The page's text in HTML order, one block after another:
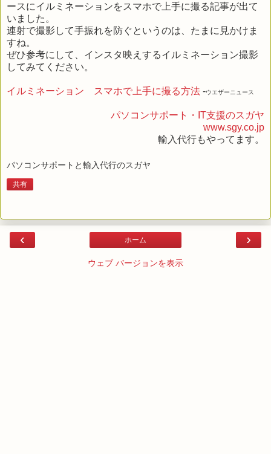
ースにイルミネーションをスマホで上手に撮る記事が出て
いました。
連射で撮影して手振れを防ぐというのは、たまに見かけま
すね。
ぜひ参考にして、インスタ映えするイルミネーション撮影
してみてください。
イルミネーション スマホで上手に撮る方法 -ウエザーニュース
パソコンサポート・IT支援のスガヤ
www.sgy.co.jp
輸入代行もやってます。
パソコンサポートと輸入代行のスガヤ
共有
‹ ›
ホーム
ウェブ バージョンを表示